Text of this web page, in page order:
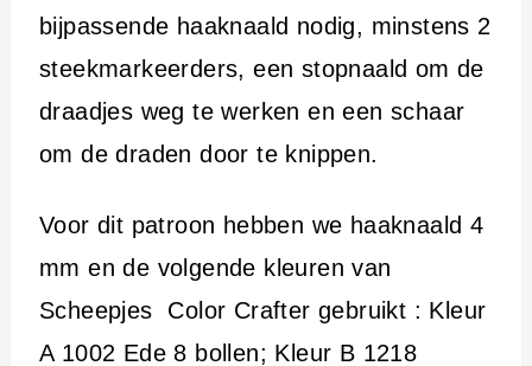
bijpassende haaknaald nodig, minstens 2
steekmarkeerders, een stopnaald om de
draadjes weg te werken en een schaar
om de draden door te knippen.
Voor dit patroon hebben we haaknaald 4
mm en de volgende kleuren van
Scheepjes Color Crafter gebruikt : Kleur
A 1002 Ede 8 bollen; Kleur B 1218